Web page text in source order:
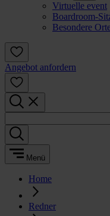
Virtuelle event
Boardroom-
Besondere
Angebot anfordern
Menü
Home
Redner